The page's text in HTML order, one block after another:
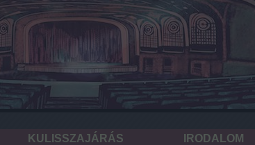
KULISSZAJÁRÁS IRODALOM